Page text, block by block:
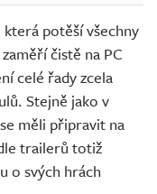
potěší všechny
čistě na PC
celé řady zcela
Stejně jako v
měli připravit na
trailerů totiž
o svých hrách